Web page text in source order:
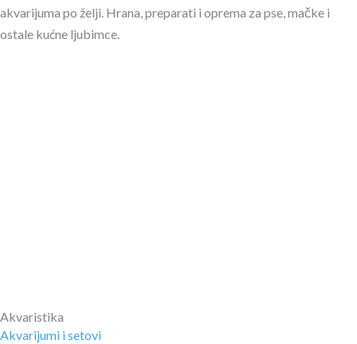
akvarijuma po želji. Hrana, preparati i oprema za pse, mačke i
ostale kućne ljubimce.
Akvaristika
Akvarijumi i setovi